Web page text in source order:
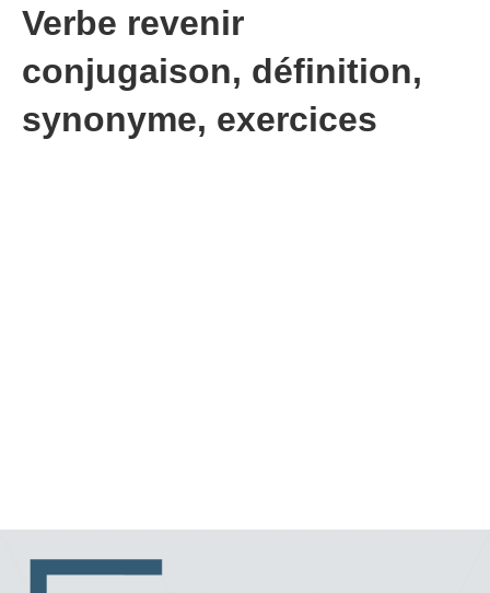
Verbe revenir
conjugaison, définition,
synonyme, exercices